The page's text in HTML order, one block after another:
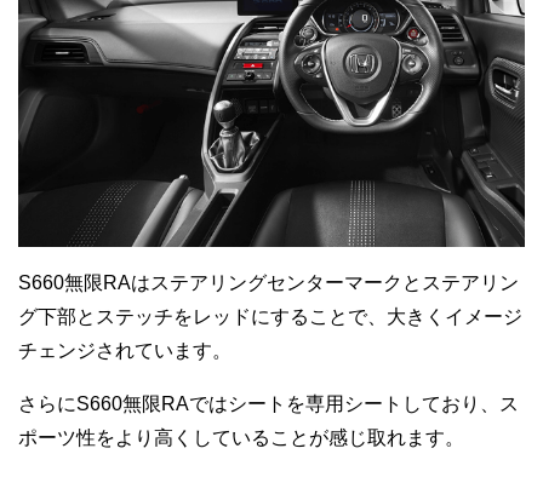
S660無限RAはステアリングセンターマークとステアリン
グ下部とステッチをレッドにすることで、大きくイメージ
チェンジされています。
さらにS660無限RAではシートを専用シートしており、ス
ポーツ性をより高くしていることが感じ取れます。